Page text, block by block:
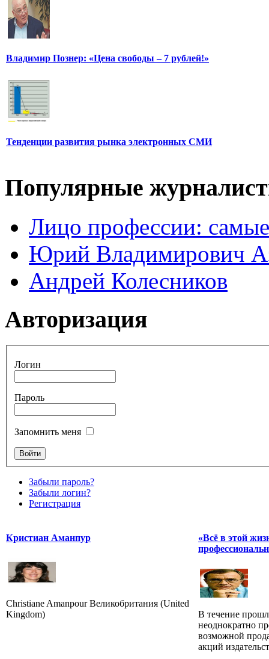
Владимир Познер: «Цена свободы – 7 рублей!»
Тенденции развития рынка электронных СМИ
Популярные
Лицо профессии:
Юрий Владимирович
Андрей Колесников
Авторизация
Логин
Пароль
Запомнить меня
Забыли пароль?
Забыли логин?
Регистрация
Кристиан Аманпур
Christiane Amanpour Великобритания (United
Kingdom)
«Всё в этой
В течение
неоднократно
возможной
акций